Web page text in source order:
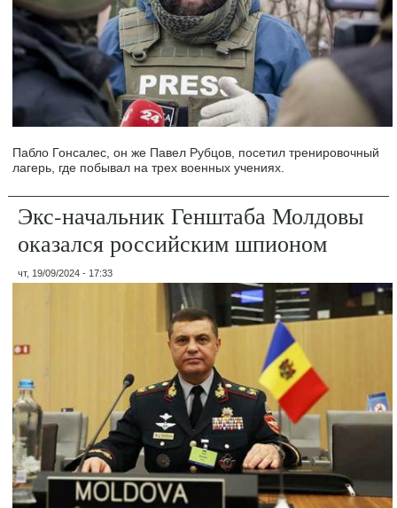
Пабло Гонсалес, он же Павел Рубцов, посетил тренировочный
лагерь, где побывал на трех военных учениях.
Экс-начальник Генштаба Молдовы
оказался российским шпионом
чт, 19/09/2024 - 17:33